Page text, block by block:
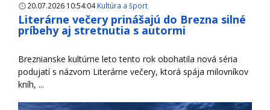
20.07.2026 10:54:04Kultúra a šport
Literárne večery prinášajú do Brezna silné
príbehy aj stretnutia s autormi
Breznianske kultúrne leto tento rok obohatila nová séria
podujatí s názvom Literárne večery, ktorá spája milovníkov
kníh, ...